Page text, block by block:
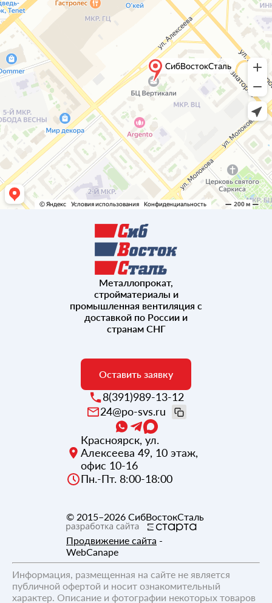
Чита
Благовещенск
Комсомольск-на-Амуре
Магадан
Новосибирск
Омск
Петропавловск-Камчатский
Екатеринбург
Нижний Новгород
Челябинск
Самара
Металлопрокат,
стройматериалы и
промышленная вентиляция с
доставкой по России и
странам СНГ
Оставить заявку
8(391)989-13-12
24@po-svs.ru
Красноярск, ул.
Алексеева 49, 10 этаж,
офис 10-16
Пн.-Пт. 8:00-18:00
© 2015–2026 СибВостокСталь
Продвижение сайта -
WebCanape
Информация, размещенная на сайте не является
публичной офертой и носит ознакомительный
характер. Описание и фотографии некоторых товаров